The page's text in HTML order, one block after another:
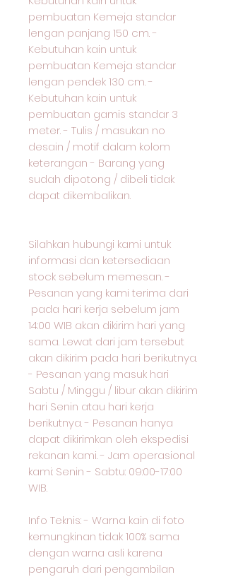
pembuatan Kemeja standar
lengan panjang 150 cm. -
Kebutuhan kain untuk
pembuatan Kemeja standar
lengan pendek 130 cm. -
Kebutuhan kain untuk
pembuatan gamis standar 3
meter. - Tulis / masukan no
desain / motif dalam kolom
keterangan - Barang yang
sudah dipotong / dibeli tidak
dapat dikembalikan.
Silahkan hubungi kami untuk
informasi dan ketersediaan
stock sebelum memesan. -
Pesanan yang kami terima dari
pada hari kerja sebelum jam
14:00 WIB akan dikirim hari yang
sama. Lewat dari jam tersebut
akan dikirim pada hari berikutnya.
- Pesanan yang masuk hari
Sabtu / Minggu / libur akan dikirim
hari Senin atau hari kerja
berikutnya. - Pesanan hanya
dapat dikirimkan oleh ekspedisi
rekanan kami. - Jam operasional
kami: Senin - Sabtu: 09:00-17:00
WIB.
Info Teknis: - Warna kain di foto
kemungkinan tidak 100% sama
dengan warna asli karena
pengaruh dari pengambilan